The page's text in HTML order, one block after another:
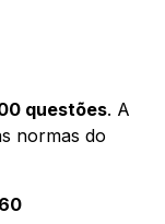
questões. A
normas do